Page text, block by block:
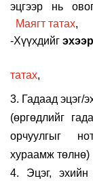
эцгээр нь
Маягт татах,
-Хүүхдийг
татах,
3. Гадаад эцэг/
(өргөдлийг
орчуулгыг
хураамж төлнө)
4. Эцэг,